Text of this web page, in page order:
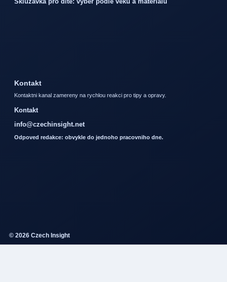
Kontakt
Kontaktni kanal zamereny na rychlou reakci pro tipy a opravy.
Kontakt
info@czechinsight.net
Odpoved redakce: obvykle do jednoho pracovniho dne.
© 2026 Czech Insight